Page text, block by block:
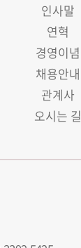
인사말
연혁
경영이념
채용안내
관계사
오시는 길